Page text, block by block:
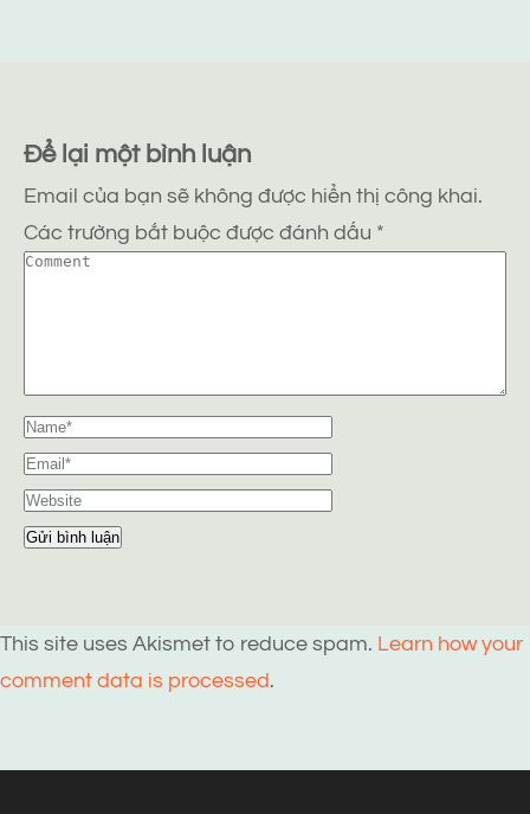
Để lại một bình luận
Email của bạn sẽ không được hiển thị công khai.
Các trường bắt buộc được đánh dấu *
This site uses Akismet to reduce spam. Learn how your
comment data is processed.